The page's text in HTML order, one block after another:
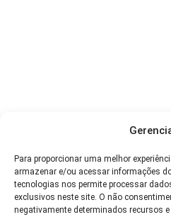
Para proporcionar uma melhor
armazenar e/ou acessar informações
tecnologias nos permite processar
exclusivos neste site. O não
negativamente determinados recursos